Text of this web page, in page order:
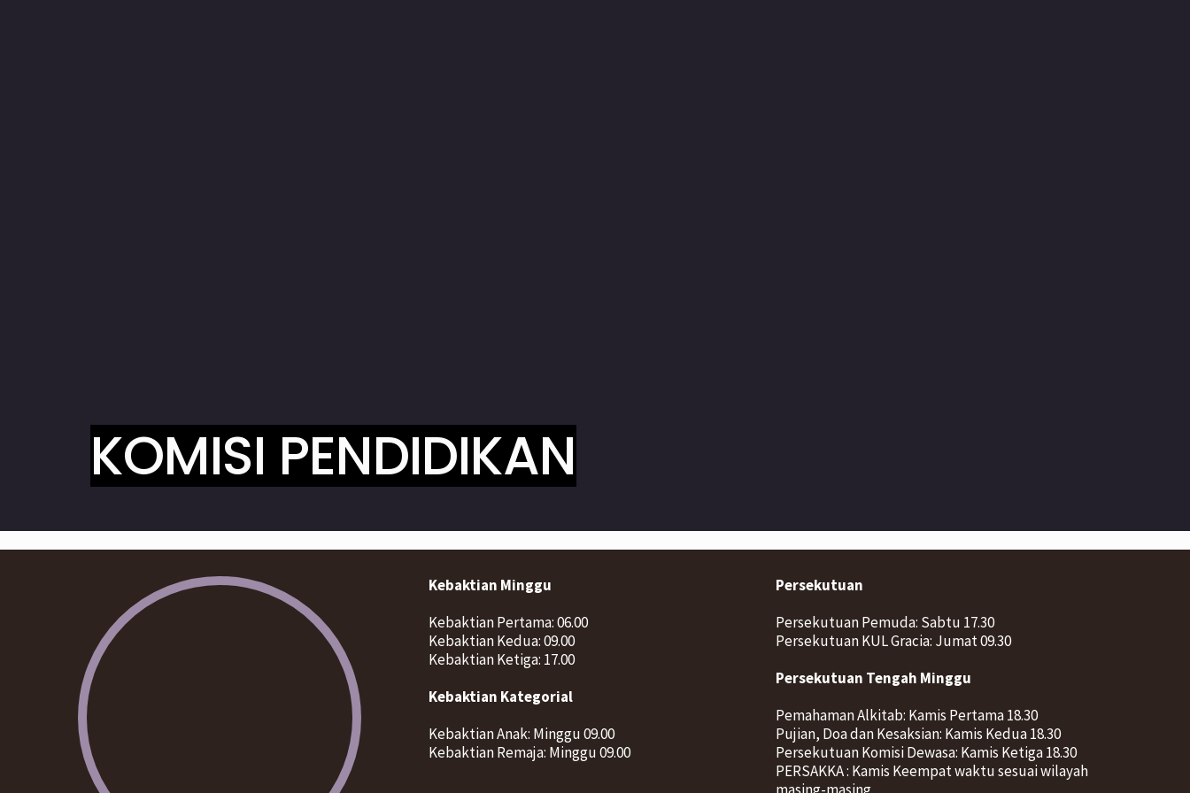
Kebaktian Minggu
Kebaktian Pertama: 06.00
Kebaktian Kedua: 09.00
Kebaktian Ketiga: 17.00
Kebaktian Kategorial
Kebaktian Anak: Minggu 09.00
Kebaktian Remaja: Minggu 09.00
Persekutuan
Persekutuan Pemuda: Sabtu 17.30
Persekutuan KUL Gracia: Jumat 09.30
Persekutuan Tengah Minggu
Pemahaman Alkitab: Kamis Pertama 18.30
Pujian, Doa dan Kesaksian: Kamis Kedua 18.30
Persekutuan Komisi Dewasa: Kamis Ketiga 18.30
PERSAKKA : Kamis Keempat waktu sesuai wilayah